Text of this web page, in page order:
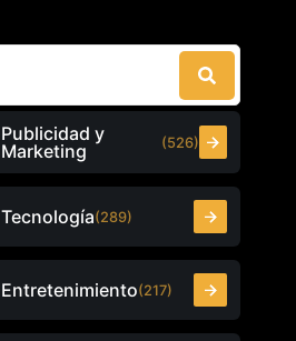
Publicidad y
Marketing
(526)
Tecnología(289)
Entretenimiento(217)